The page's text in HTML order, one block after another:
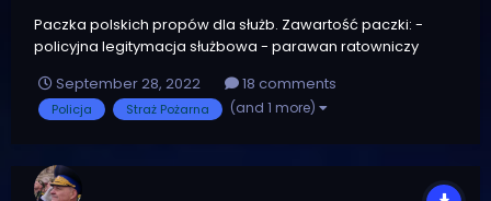
Paczka polskich propów dla służb. Zawartość paczki: -
policyjna legitymacja służbowa - parawan ratowniczy
- barierka policja Propy można respić za pomocą
trainerów, pluginów etc. Ponadto prop legitymacji oraz
September 28, 2022 18 comments
Policja Straż Pożarna (and 1 more)